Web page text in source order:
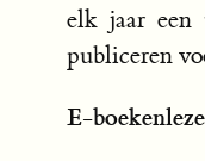
elk jaar een
publiceren
E-